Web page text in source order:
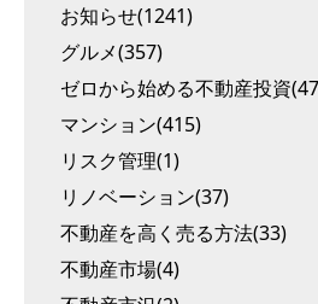
お知らせ(1241)
グルメ(357)
ゼロから始める不動産投資
マンション(415)
リスク管理(1)
リノベーション(37)
不動産を高く売る方法(33)
不動産市場(4)